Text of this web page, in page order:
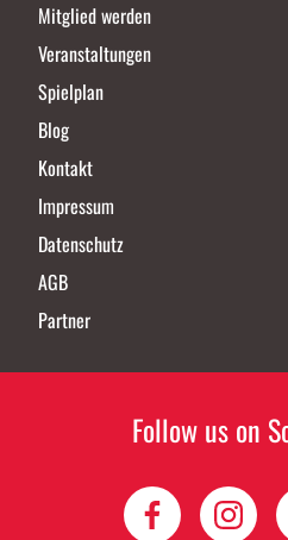
Mitglied werden
Veranstaltungen
Spielplan
Blog
Kontakt
Impressum
Datenschutz
AGB
Partner
Follow us on